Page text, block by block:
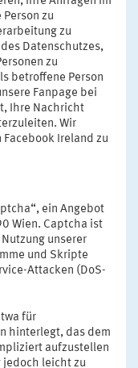
zu
zu
Datenschutzes,
zu
betroffene Person
Fanpage bei
Ihre Nachricht
Wir
Ireland zu
ein Angebot
Wien. Captcha ist
unserer
und Skripte
Attacken (DoS-
für
hinterlegt, das dem
aufzustellen
jedoch leicht zu